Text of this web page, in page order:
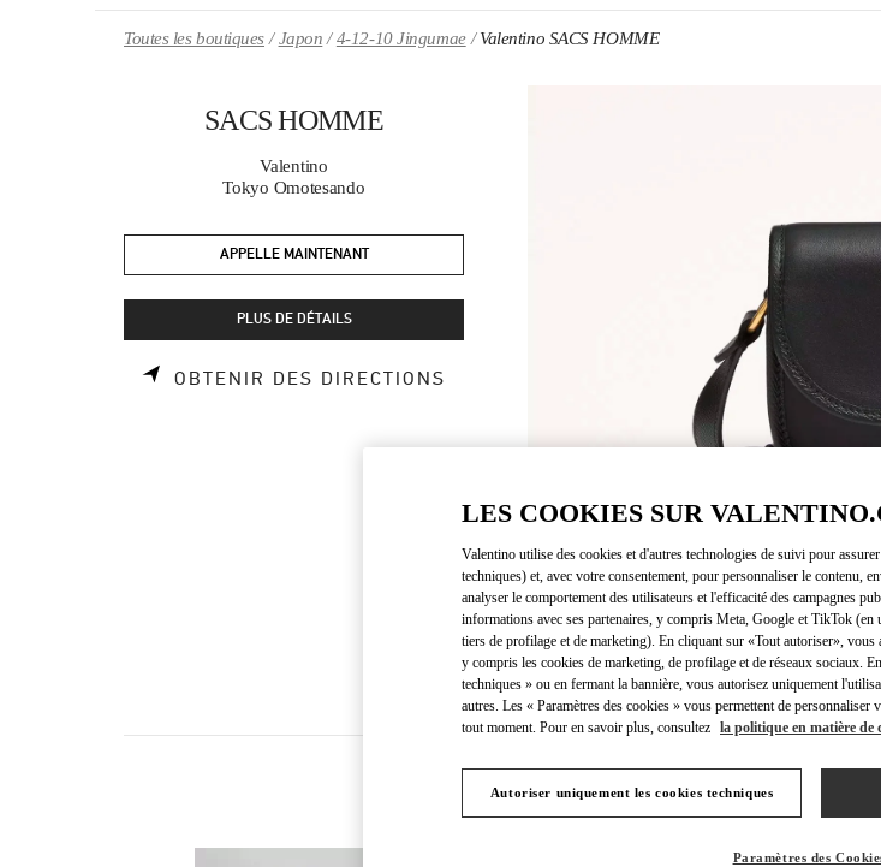
Toutes les boutiques Japon 4-12-10 Jingumae Valentino SACS HOMME
SACS HOMME
Valentino
Tokyo Omotesando
APPELLE MAINTENANT
PLUS DE DÉTAILS
OBTENIR DES DIRECTIONS
NOUVEAUTÉS
LES COOKIES SUR
Valentino utilise des cookies et d'autres technologies de suivi pour
techniques) et, avec votre consentement, pour personnaliser le contenu,
analyser le comportement des utilisateurs et l'efficacité des campagnes
informations avec ses partenaires, y compris Meta, Google et TikTok (en
tiers de profilage et de marketing). En cliquant sur «Tout autoriser», vous
y compris les cookies de marketing, de profilage et de réseaux sociaux.
techniques » ou en fermant la bannière, vous autorisez uniquement
autres. Les « Paramètres des cookies » vous permettent de
tout moment. Pour en savoir plus, consultez la politique en matière de
Autoriser uniquement les cookies techniques
Paramètres des